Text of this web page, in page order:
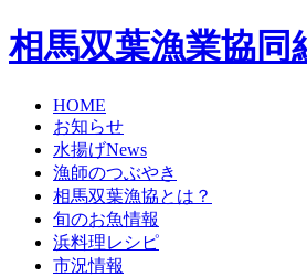
相馬双葉漁業協同
HOME
お知らせ
水揚げNews
漁師のつぶやき
相馬双葉漁協とは？
旬のお魚情報
浜料理レシピ
市況情報